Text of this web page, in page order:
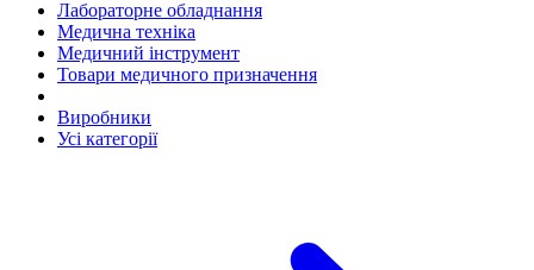
Лабораторне обладнання
Медична техніка
Медичний інструмент
Товари медичного призначення
Виробники
Усі категорії